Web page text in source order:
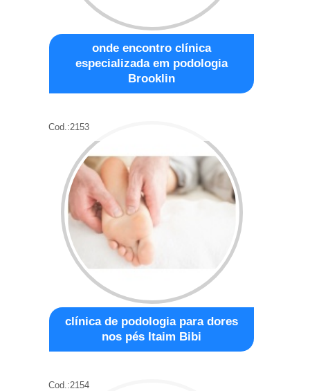
onde encontro clínica
especializada em podologia
Brooklin
Cod.:2153
clínica de podologia para dores
nos pés Itaim Bibi
Cod.:2154